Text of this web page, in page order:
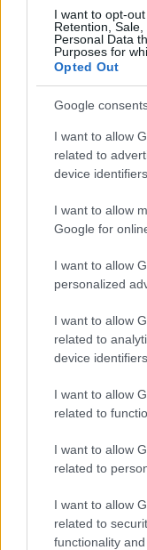
I want to opt-
Retention,
Personal Data
Purposes for
Opted Out
Google
I want to allow
related to
device
I want to allow
Google for
I want to allow
personalized
I want to allow
related to
device
I want to allow
related to
I want to allow
related to
I want to allow
related to
functionality
Continua a
BASKET